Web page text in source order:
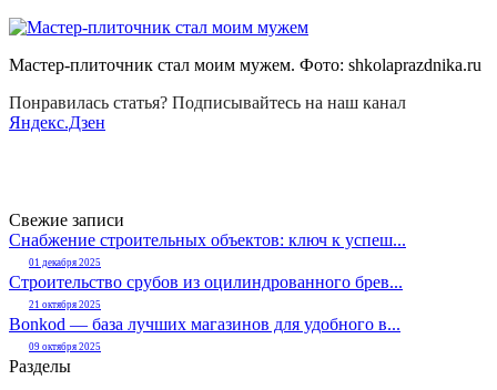
Мастер-плиточник стал моим мужем. Фото: shkolaprazdnika.ru
Понравилась статья? Подписывайтесь на наш канал
Яндекс.Дзен
Свежие записи
Снабжение строительных объектов: ключ к успеш...
01 декабря 2025
Строительство срубов из оцилиндрованного брев...
21 октября 2025
Bonkod — база лучших магазинов для удобного в...
09 октября 2025
Разделы